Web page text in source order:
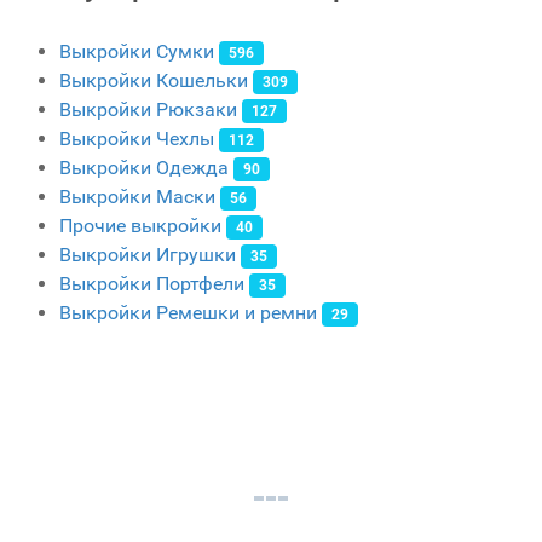
Выкройки Сумки 596
Выкройки Кошельки 309
Выкройки Рюкзаки 127
Выкройки Чехлы 112
Выкройки Одежда 90
Выкройки Маски 56
Прочие выкройки 40
Выкройки Игрушки 35
Выкройки Портфели 35
Выкройки Ремешки и ремни 29